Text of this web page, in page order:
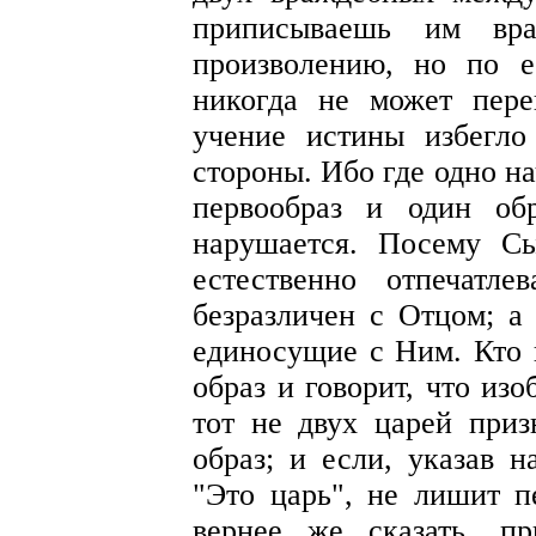
приписываешь им
произволению, но по
никогда не может
учение истины
стороны. Ибо где одно
первообраз и один
нарушается. Посему
естественно
безразличен с Отцом;
единосущие с Ним. Кто
образ и говорит, что
тот не двух царей
образ; и если, указав
"Это царь", не лишит